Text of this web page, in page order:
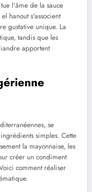
l'âme de la sauce
hanout s'associent
gustative unique. La
tandis que les
apportent
se
simples. Cette
la mayonnaise, les
créer un condiment
comment réaliser